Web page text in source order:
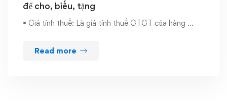
để cho, biếu, tặng
• Giá tính thuế: Là giá tính thuế GTGT của hàng …
Read more